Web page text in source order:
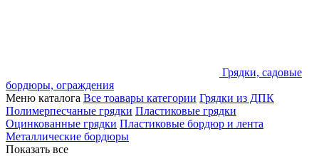
Грядки, садовые
бордюры, ограждения
Меню каталога Все тоавары категории Грядки из ДПК
Полимерпесчаные грядки Пластиковые грядки
Оцинкованные грядки Пластиковые бордюр и лента
Металлические бордюры
Показать все